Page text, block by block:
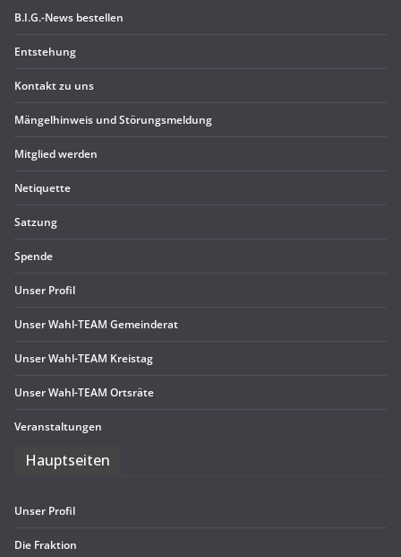
B.I.G.-News bestel­len
Ent­ste­hung
Kon­takt zu uns
Män­gel­hin­weis und Störungsmeldung
Mit­glied werden
Neti­quette
Sat­zung
Spende
Unser Pro­fil
Unser Wahl-TEAM Gemeinderat
Unser Wahl-TEAM Kreistag
Unser Wahl-TEAM Ortsräte
Ver­an­stal­tun­gen
Haupt­sei­ten
Unser Pro­fil
Die Frak­tion